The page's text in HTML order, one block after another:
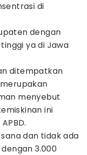
di
dengan
ya di Jawa
ditempatkan
menyebut
ini
dan tidak ada
3.000